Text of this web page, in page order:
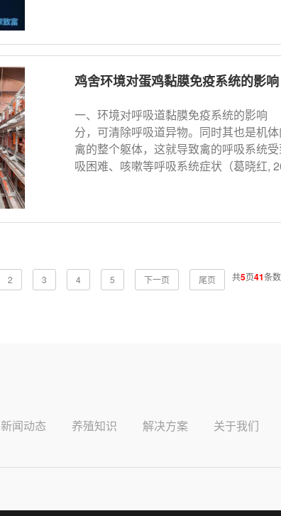
鸡舍环境对蛋鸡黏膜免疫系统的影响
一、环境对呼吸道黏膜免疫系统的影
分，可清除呼吸道异物。同时其也是机
禽的整个躯体，这就导致禽的呼吸系统
吸困难、咳嗽等呼吸系统症状（葛晓红,
2 3 4 5 下一页 尾页 共5页41条
新闻动态 养殖知识 解决方案 关于我们